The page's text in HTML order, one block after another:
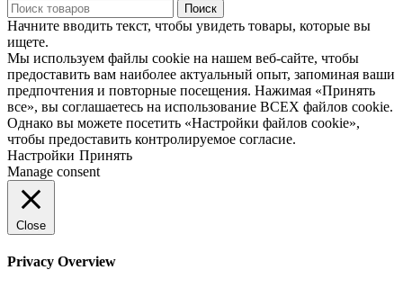
Поиск
Начните вводить текст, чтобы увидеть товары, которые вы
ищете.
Мы используем файлы cookie на нашем веб-сайте, чтобы
предоставить вам наиболее актуальный опыт, запоминая ваши
предпочтения и повторные посещения. Нажимая «Принять
все», вы соглашаетесь на использование ВСЕХ файлов cookie.
Однако вы можете посетить «Настройки файлов cookie»,
чтобы предоставить контролируемое согласие.
Настройки Принять
Manage consent
Close
Privacy Overview